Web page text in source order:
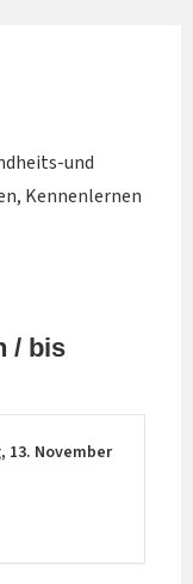
und
Kennenlernen
/ bis
13. November